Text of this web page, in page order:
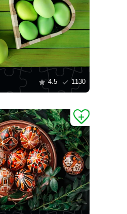
4.5 1130